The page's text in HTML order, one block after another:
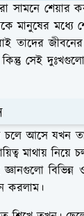
শেয়ার
মানুষের মধ্যে
তাদের
সেই
চলে আসে যখন
মাথায়
করলাম।